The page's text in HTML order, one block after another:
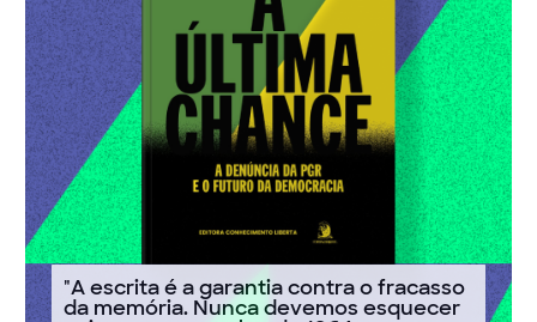
"A escrita é a garantia contra o fracasso
da memória. Nunca devemos esquecer